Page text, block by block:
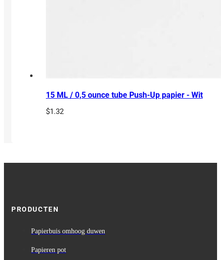
15 ML / 0,5 ounce tube Push-Up papier - Wit
$1.32
PRODUCTEN
Papierbuis omhoog duwen
Papieren pot